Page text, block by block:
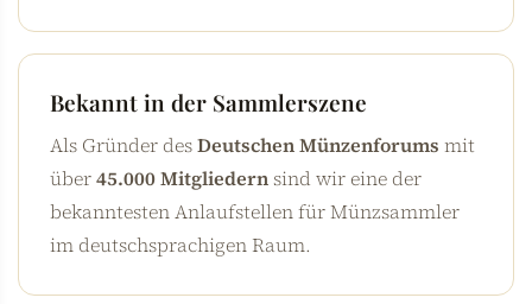
Bekannt in der Sammlerszene
Als Gründer desDeutschen Münzenforums mit
über45.000 Mitgliedernsind wir eine der
bekanntesten Anlaufstellen für Münzsammler
im deutschsprachigen Raum.